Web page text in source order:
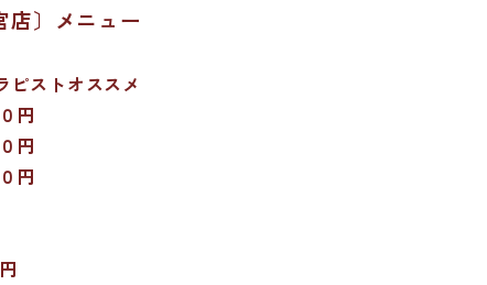
店〕メニュー
ストオススメ
円
円
円